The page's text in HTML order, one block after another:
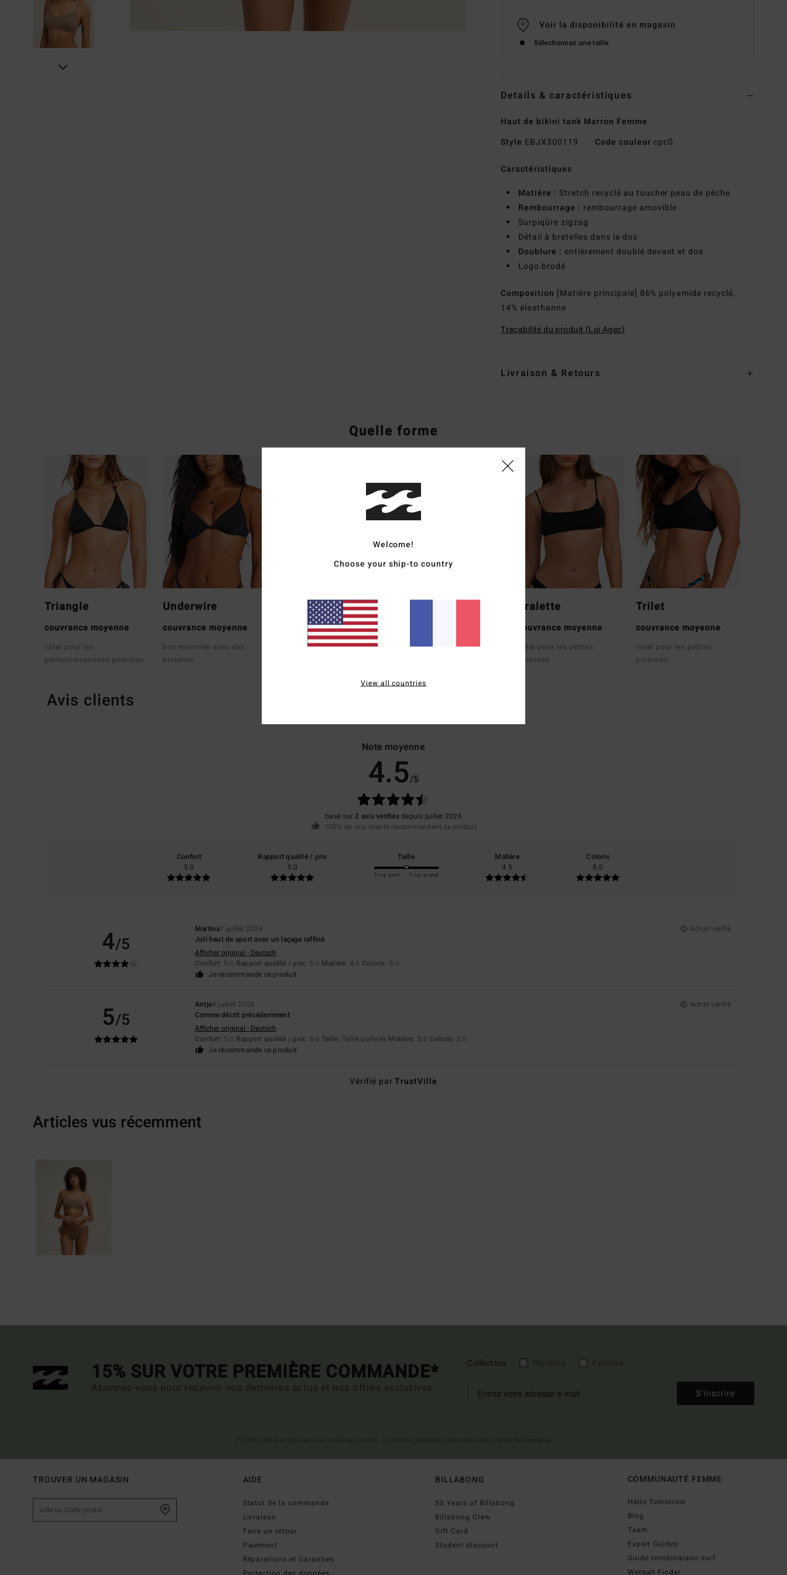
Voir la disponibilité en magasin
Sélectionnez une taille
Details & caractéristiques
Haut de bikini tank Marron Femme
Style EBJX300119 Code couleur cpc0
Caractéristiques
Matière : Stretch recyclé au toucher peau de pêche
Rembourrage : rembourrage amovible
Surpiqûre zigzag
Détail à bretelles dans le dos
Doublure : entièrement doublé devant et dos
Logo brodé
Composition [Matière principale] 86% polyamide recyclé,
14% élasthanne
Traçabilité du produit (Loi Agec)
Livraison & Retours
Quelle forme
Triangle
couvrance moyenne
idéal pour les
petites/moyennes poitrines
Underwire
couvrance moyenne
bon maintien avec des
bretelles
Plunge
couvrance moyenne
idéal pour les petites
idéal pour les
Bralette
couvrance moyenne
idéal pour les petites
poitrines
Trilet
couvrance moyenne
idéal pour les petites
poitrines
Avis clients
Note moyenne
4.5/5
basé sur2 avis vérifiésdepuis juillet 2026
100% de nos clients recommandent ce produit
Confort
5.0
Rapport qualité / prix
5.0
Taille
Trop petit Trop grand
Matière
4.5
Coloris
5.0
4/5
Martina7 juillet 2026
Achat vérifié
Joli haut de sport avec un laçage raffiné
Afficher original - Deutsch
Confort: 5/5 Rapport qualité / prix: 5/5 Matière: 4/5 Coloris: 5/5
Je recommande ce produit
5/5
Antje4 juillet 2026
Achat vérifié
Comme décrit précédemment
Afficher original - Deutsch
Confort: 5/5 Rapport qualité / prix: 5/5 Taille: Taille parfaite Matière: 5/5 Coloris: 5/5
Je recommande ce produit
Vérifié parTrustVille
Articles vus récemment
15% SUR VOTRE PREMIÈRE COMMANDE*
Abonnez-vous pour recevoir nos dernières actus et nos offres exclusives.
Collection
S'inscrire
TROUVER UN MAGASIN AIDE
Statut de la commande
Livraison
Faire un retour
Paiement
Réparations et Garanties
BILLABONG
50 Years of Billabong
Billabong Crew
Gift Card
Student discount
COMMUNAUTÉ FEMME
Hello Tomorrow
Blog
Team
Expert Guides
Guide combinaison surf
Wetsuit Finder
Welcome!
Choose your ship-to country
View all countries